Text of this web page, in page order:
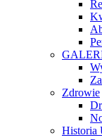
Zdrowie
Historia